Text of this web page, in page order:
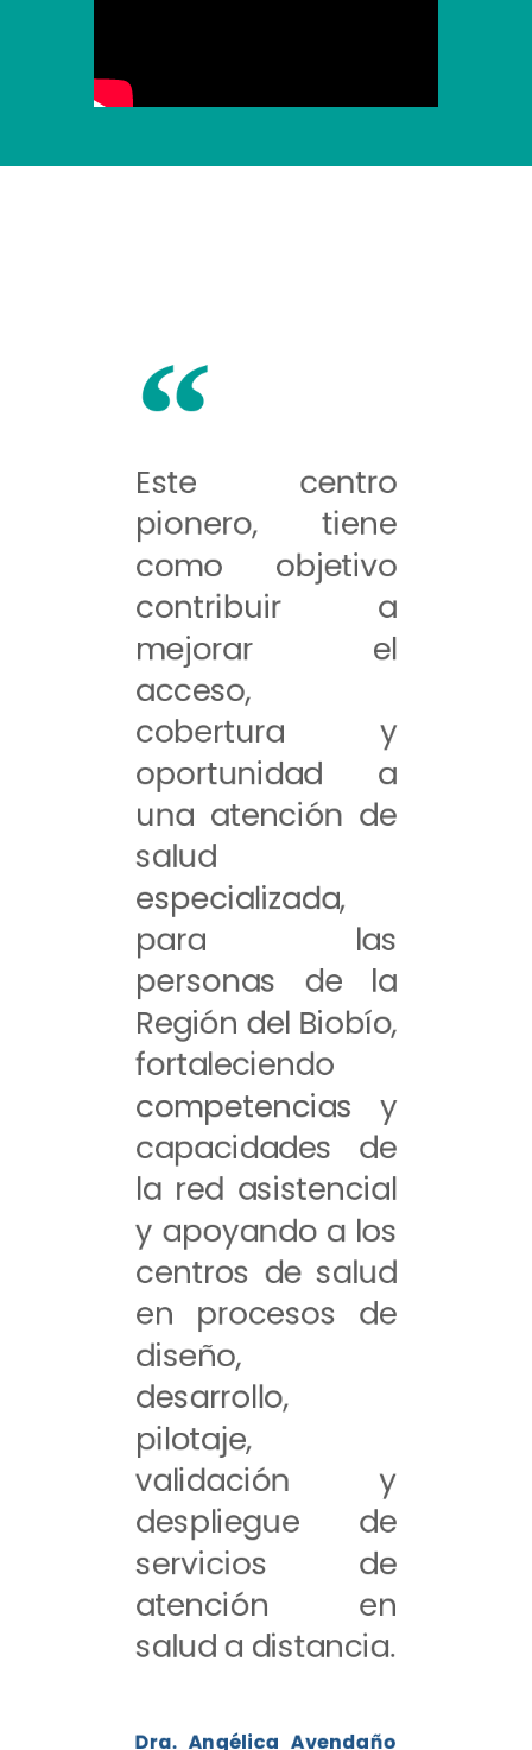
Este centro
pionero, tiene
como objetivo
contribuir a
mejorar el
acceso,
cobertura y
oportunidad a
una atención de
salud
especializada,
para las
personas de la
Región del Biobío,
fortaleciendo
competencias y
capacidades de
la red asistencial
y apoyando a los
centros de salud
en procesos de
diseño,
desarrollo,
pilotaje,
validación y
despliegue de
servicios de
atención en
salud a distancia.
Dra. Angélica Avendaño